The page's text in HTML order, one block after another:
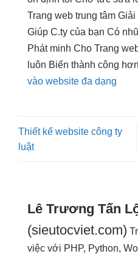
Trang web trung tâm
Giúp C.ty của bạn Có
Phát minh Cho Trang
luôn Biến thành công
vào website đa dạng
Thiết kế website công ty
luật
Lê Trương Tấn
(sieutocviet.com)
việc với PHP, Python,